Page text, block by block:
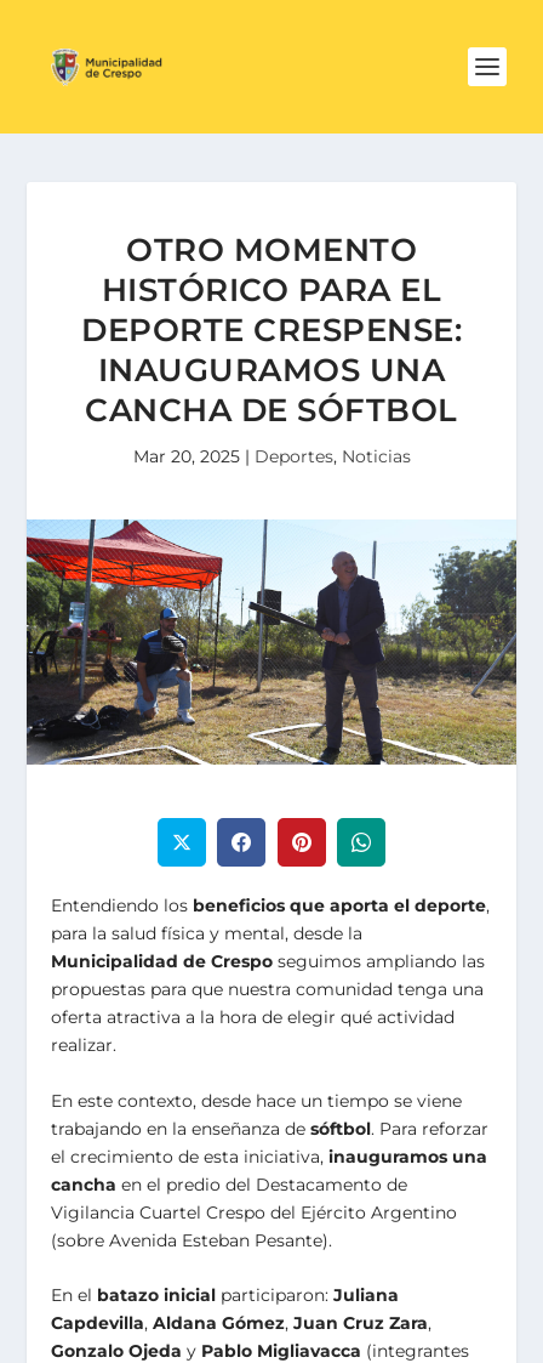
OTRO MOMENTO
HISTÓRICO PARA EL
DEPORTE CRESPENSE:
INAUGURAMOS UNA
CANCHA DE SÓFTBOL
Mar 20, 2025| Deportes, Noticias
Entendiendo los beneficios que aporta el deporte,
para la salud física y mental, desde la
Municipalidad de Crespo seguimos ampliando las
propuestas para que nuestra comunidad tenga una
oferta atractiva a la hora de elegir qué actividad
realizar.
En este contexto, desde hace un tiempo se viene
trabajando en la enseñanza desóftbol. Para reforzar
el crecimiento de esta iniciativa,inauguramos una
cancha en el predio del Destacamento de
Vigilancia Cuartel Crespo del Ejército Argentino
(sobre Avenida Esteban Pesante).
En el batazo inicial participaron:Juliana
Capdevilla,Aldana Gómez,Juan Cruz Zara,
Gonzalo Ojeda y Pablo Migliavacca (integrantes